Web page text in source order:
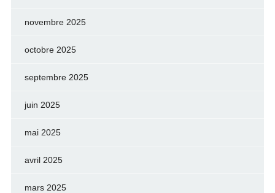
novembre 2025
octobre 2025
septembre 2025
juin 2025
mai 2025
avril 2025
mars 2025